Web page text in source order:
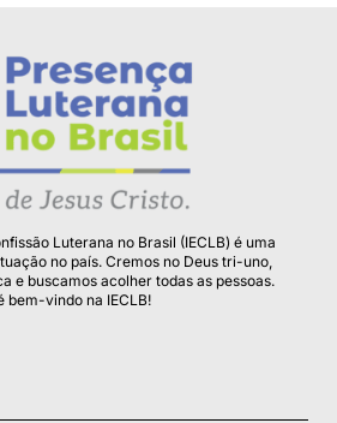
Luterana no Brasil (IECLB) é uma
no país. Cremos no Deus tri-uno,
e buscamos acolher todas as pessoas.
bem-vindo na IECLB!